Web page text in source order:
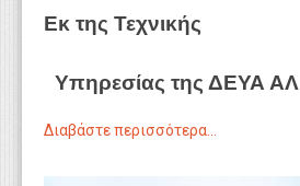
Εκ της Τεχνικής
Υπηρεσίας της ΔΕΥΑ ΑΛ
Διαβάστε περισσότερα...